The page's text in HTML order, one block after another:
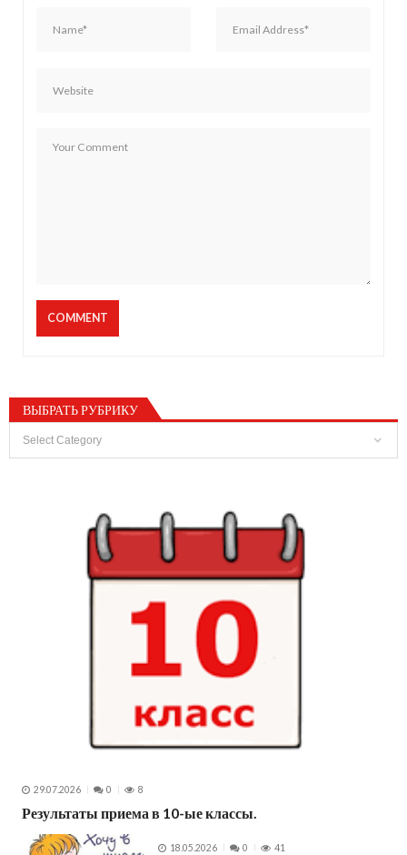
ВЫБРАТЬ РУБРИКУ
29.07.2026 0 8
Результаты приема в 10-ые классы.
18.05.2026 0 41